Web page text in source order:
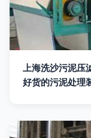
上海洗沙污泥
好货的污泥处理